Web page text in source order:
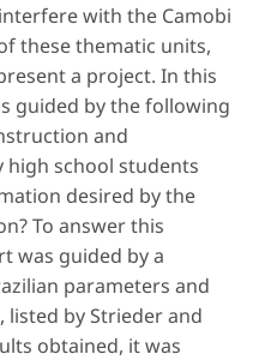
with the Camobi
these thematic units,
a project. In this
guided by the following
and
school students
desired by the
To answer this
was guided by a
parameters and
listed by Strieder and
obtained, it was